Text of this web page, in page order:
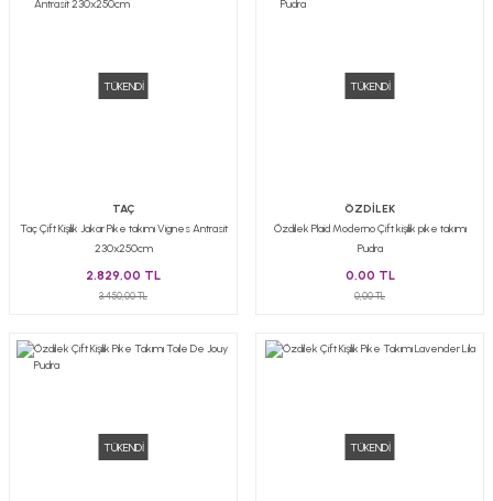
TÜKENDİ
TAÇ
Taç Çift Kişilik Jakar Pike takımı Vignes Antrasit
230x250cm
2.829,00 TL
3.450,00 TL
TÜKENDİ
ÖZDİLEK
Özdilek Plaid Moderno Çift kişilik pike takımı
Pudra
0,00 TL
0,00 TL
TÜKENDİ TÜKENDİ